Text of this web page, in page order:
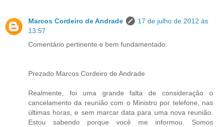
Marcos Cordeiro de Andrade
17 de julho de 2012 às
13:57
Comentário pertinente e bem fundamentado:
Prezado Marcos Cordeiro de Andrade
Realmente, foi uma grande falta de consideração o
cancelamento da reunião com o Ministro por telefone, nas
últimas horas, e sem marcar data para uma nova reunião.
Estou sabendo porque você me informou. Somos